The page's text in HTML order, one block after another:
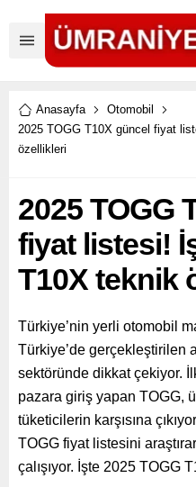
Anasayfa
Otomobil
2025 TOGG T10X güncel fiyat
özellikleri
2025 TOGG
fiyat listesi!
T10X teknik
Türkiye’nin yerli otomobil
Türkiye’de gerçekleştirilen
sektöründe dikkat çekiyor.
pazara giriş yapan TOGG,
tüketicilerin karşısına
TOGG fiyat listesini
çalışıyor. İşte 2025 TOGG